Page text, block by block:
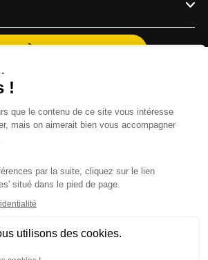
À LA NEWSLETTER
et recevez nos
politique de confidentialité et de
de la marque
!
que le contenu de ce site vous intéresse
mais on aimerait bien vous accompagner
par la suite, cliquez sur le lien
situé dans le pied de page.
utilisons des cookies.
offerts
sur ta